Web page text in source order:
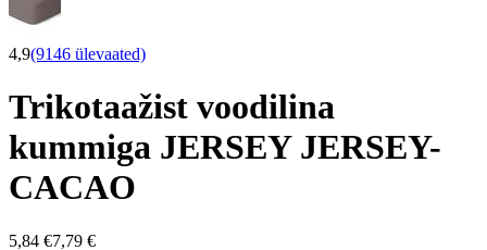
4,9(9146 ülevaated)
Trikotaažist voodilina
kummiga JERSEY JERSEY-
CACAO
5,84 €7,79 €